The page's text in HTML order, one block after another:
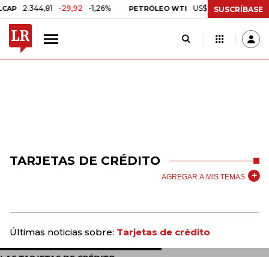
-29,92 -1,26% PETRÓLEO WTI US$ 75,09 -US$ 0,24 -
SUSCRÍBASE
TARJETAS DE CRÉDITO
AGREGAR A MIS TEMAS
Últimas noticias sobre: Tarjetas de crédito